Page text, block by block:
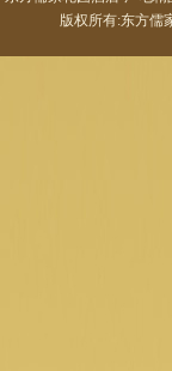
版权所有:东方